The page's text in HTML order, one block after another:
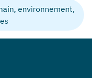
environnement,